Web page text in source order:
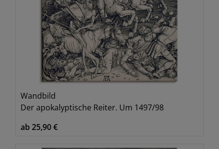
Wandbild
Der apokalyptische Reiter. Um 1497/98
ab 25,90 €